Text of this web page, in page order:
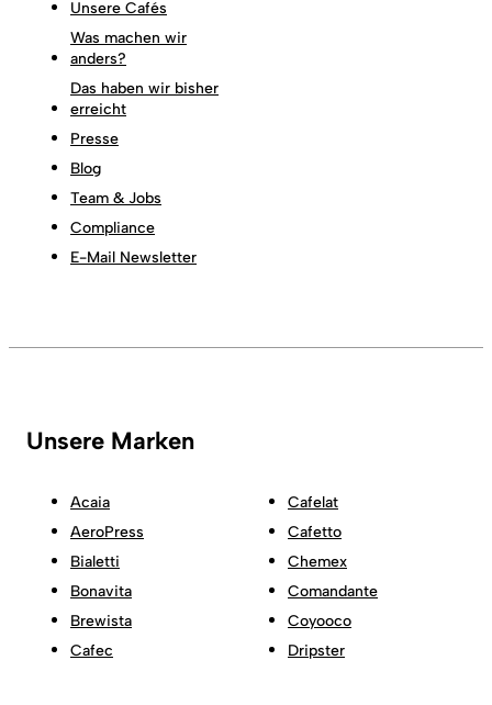
Unsere Cafés
Was machen wir
anders?
Das haben wir bisher
erreicht
Presse
Blog
Team & Jobs
Compliance
E-Mail Newsletter
Unsere Marken
Acaia
AeroPress
Bialetti
Bonavita
Brewista
Cafec
Cafelat
Cafetto
Chemex
Comandante
Coyooco
Dripster